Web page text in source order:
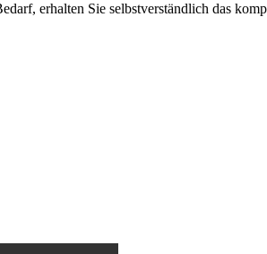
erhalten Sie selbstverständlich das